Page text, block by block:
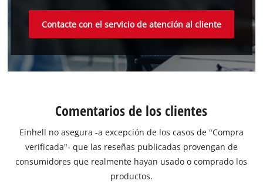
Contacte con el servicio de atención al cliente
Comentarios de los clientes
Einhell no asegura -a excepción de los casos de "Compra
verificada"- que las reseñas publicadas provengan de
consumidores que realmente hayan usado o comprado los
productos.